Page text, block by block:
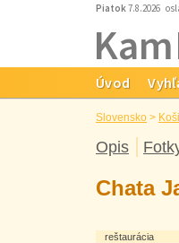
Piatok7.8.2026
Kam
Úvod
Slovensko >
Opis
Chata
reštaurácia